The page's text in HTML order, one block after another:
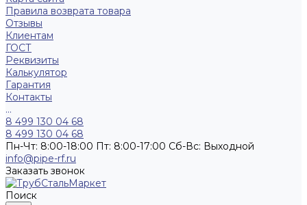
Правила возврата товара
Отзывы
Клиентам
ГОСТ
Реквизиты
Калькулятор
Гарантия
Контакты
...
8 499 130 04 68
8 499 130 04 68
Пн-Чт: 8:00-18:00 Пт: 8:00-17:00 Сб-Вс: Выходной
info@pipe-rf.ru
Заказать звонок
Поиск